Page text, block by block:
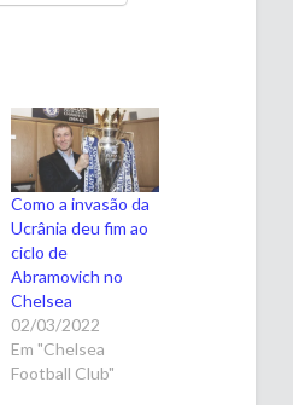
Como a invasão da
Ucrânia deu fim ao
ciclo de
Abramovich no
Chelsea
02/03/2022
Em "Chelsea
Football Club"